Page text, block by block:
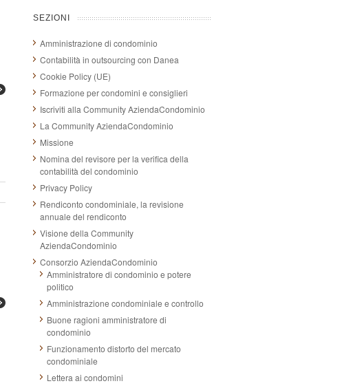
SEZIONI
Amministrazione di condominio
Contabilità in outsourcing con Danea
Cookie Policy (UE)
Formazione per condomini e consiglieri
Iscriviti alla Community AziendaCondominio
La Community AziendaCondominio
Missione
Nomina del revisore per la verifica della
contabilità del condominio
Privacy Policy
Rendiconto condominiale, la revisione
annuale del rendiconto
Visione della Community
AziendaCondominio
Consorzio AziendaCondominio
Amministratore di condominio e potere
politico
Amministrazione condominiale e controllo
Buone ragioni amministratore di
condominio
Funzionamento distorto del mercato
condominiale
Lettera ai condomini